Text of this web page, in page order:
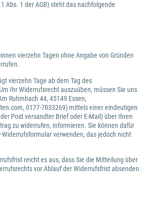
Abs. 1 der AGB) steht das nachfolgende
vierzehn Tagen ohne Angabe von Gründen
vierzehn Tage ab dem Tag des
Ihr Widerrufsrecht auszuüben, müssen Sie uns
Ruhmbach 44, 45149 Essen,
0177-7833269) mittels einer eindeutigen
Post versandter Brief oder E-Mail) über Ihren
zu widerrufen, informieren. Sie können dafür
verwenden, das jedoch nicht
reicht es aus, dass Sie die Mitteilung über
vor Ablauf der Widerrufsfrist absenden.